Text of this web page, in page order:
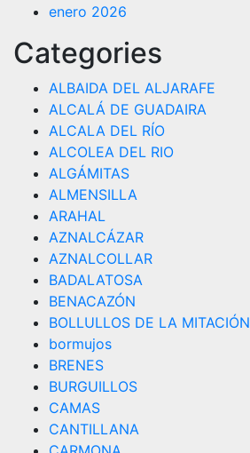
enero 2026
Categories
ALBAIDA DEL ALJARAFE
ALCALÁ DE GUADAIRA
ALCALA DEL RÍO
ALCOLEA DEL RIO
ALGÁMITAS
ALMENSILLA
ARAHAL
AZNALCÁZAR
AZNALCOLLAR
BADALATOSA
BENACAZÓN
BOLLULLOS DE LA MITACIÓN
bormujos
BRENES
BURGUILLOS
CAMAS
CANTILLANA